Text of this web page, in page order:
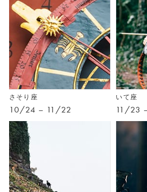
さそり座
10/24 – 11/22
いて座
11/23